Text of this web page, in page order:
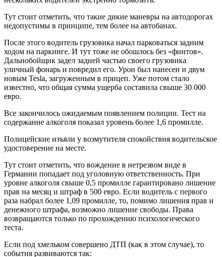
Тут стоит отметить, что такие дикие маневры на автодорогах
недопустимы в принципе, тем более на автобанах.
После этого водитель грузовика начал парковаться задним
ходом на паркинге. И тут тоже не обошлось без «финтов».
Дальнобойщик задел задней частью своего грузовика
уличный фонарь и повредил его. Урон был нанесен и двум
новым Tesla, загруженным в прицеп. Уже потом стало
известно, что общая сумма ущерба составила свыше 30 000
евро.
Все закончилось ожидаемым появлением полиции. Тест на
содержание алкоголя показал уровень более 1,6 промилле.
Полицейские изъяли у возмутителя спокойствия водительское
удостоверение на месте.
Тут стоит отметить, что вождение в нетрезвом виде в
Германии попадает под уголовную ответственность. При
уровне алкоголя свыше 0,5 промилле гарантировано лишение
прав на месяц и штраф в 500 евро. Если водитель с первого
раза набрал более 1,09 промилле, то, помимо лишения прав и
денежного штрафа, возможно лишение свободы. Права
возвращаются только по прохождению психологического
теста.
Если под хмельком совершено ДТП (как в этом случае), то
события развиваются так: